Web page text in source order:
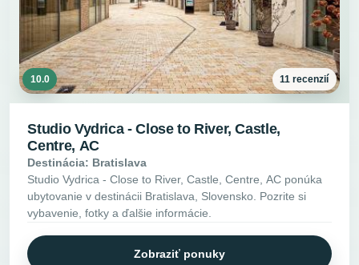
10.0 11 recenzií
Studio Vydrica - Close to River, Castle,
Centre, AC
Destinácia: Bratislava
Studio Vydrica - Close to River, Castle, Centre, AC ponúka
ubytovanie v destinácii Bratislava, Slovensko. Pozrite si
vybavenie, fotky a ďalšie informácie.
Zobraziť ponuky